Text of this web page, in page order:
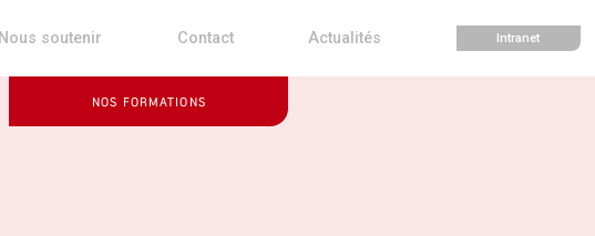
Nous soutenir Contact Actualités Intranet
NOS FORMATIONS